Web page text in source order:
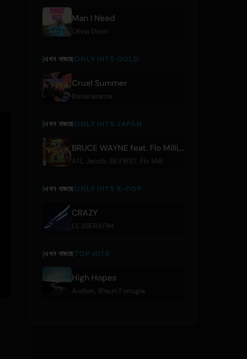
Man I Need
Olivia Dean
এখন বাজছেONLY HITS GOLD
Cruel Summer
Bananarama
এখন বাজছেONLY HITS JAPAN
BRUCE WAYNE feat. Flo Milli, ATL Jacob
ATL Jacob BE:FIRST Flo Milli
এখন বাজছেONLY HITS K-POP
CRAZY
LE SSERAFIM
এখন বাজছেTOP HITS
High Hopes
Audien Shaun Farrugia